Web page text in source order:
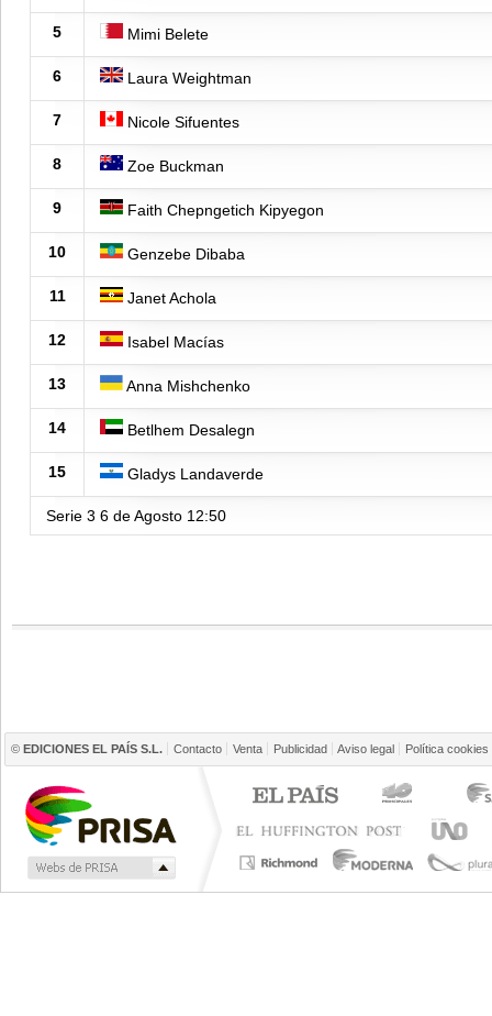
5 Mimi Belete
6 Laura Weightman
7 Nicole Sifuentes
8 Zoe Buckman
9 Faith Chepngetich Kipyegon
10 Genzebe Dibaba
11 Janet Achola
12 Isabel Macías
13 Anna Mishchenko
14 Betlhem Desalegn
15 Gladys Landaverde
Serie 3 6 de Agosto 12:50
© EDICIONES EL PAÍS S.L. Contacto Venta Publicidad Aviso legal Política cookies